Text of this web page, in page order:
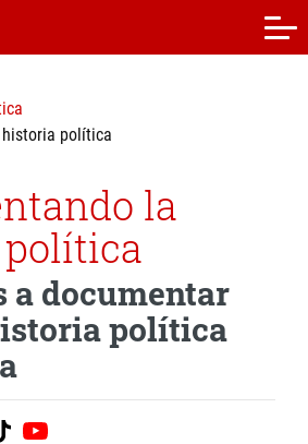
política
la
a documentar
política